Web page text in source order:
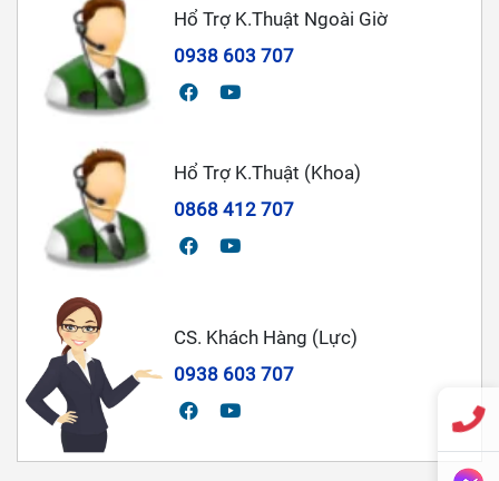
Hổ Trợ K.Thuật Ngoài Giờ
0938 603 707
Hổ Trợ K.Thuật (Khoa)
0868 412 707
CS. Khách Hàng (Lực)
0938 603 707